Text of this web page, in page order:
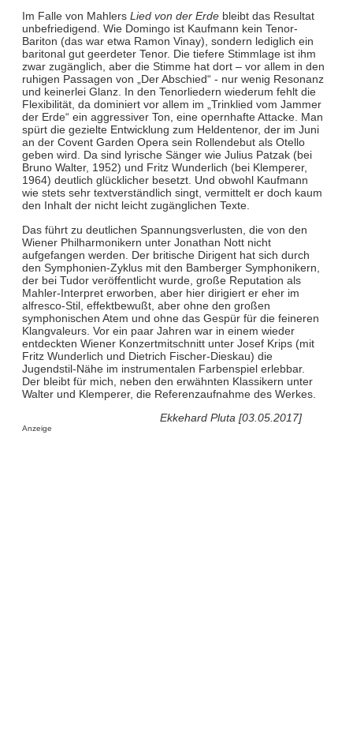
Im Falle von MahlersLied von der Erdebleibt das Resultat
unbefriedigend. Wie Domingo ist Kaufmann kein Tenor-
Bariton (das war etwa Ramon Vinay), sondern lediglich ein
baritonal gut geerdeter Tenor. Die tiefere Stimmlage ist ihm
zwar zugänglich, aber die Stimme hat dort – vor allem in den
ruhigen Passagen von „Der Abschied“ - nur wenig Resonanz
und keinerlei Glanz. In den Tenorliedern wiederum fehlt die
Flexibilität, da dominiert vor allem im „Trinklied vom Jammer
der Erde“ ein aggressiver Ton, eine opernhafte Attacke. Man
spürt die gezielte Entwicklung zum Heldentenor, der im Juni
an der Covent Garden Opera sein Rollendebut als Otello
geben wird. Da sind lyrische Sänger wie Julius Patzak (bei
Bruno Walter, 1952) und Fritz Wunderlich (bei Klemperer,
1964) deutlich glücklicher besetzt. Und obwohl Kaufmann
wie stets sehr textverständlich singt, vermittelt er doch kaum
den Inhalt der nicht leicht zugänglichen Texte.
Das führt zu deutlichen Spannungsverlusten, die von den
Wiener Philharmonikern unter Jonathan Nott nicht
aufgefangen werden. Der britische Dirigent hat sich durch
den Symphonien-Zyklus mit den Bamberger Symphonikern,
der bei Tudor veröffentlicht wurde, große Reputation als
Mahler-Interpret erworben, aber hier dirigiert er eher im
alfresco-Stil, effektbewußt, aber ohne den großen
symphonischen Atem und ohne das Gespür für die feineren
Klangvaleurs. Vor ein paar Jahren war in einem wieder
entdeckten Wiener Konzertmitschnitt unter Josef Krips (mit
Fritz Wunderlich und Dietrich Fischer-Dieskau) die
Jugendstil-Nähe im instrumentalen Farbenspiel erlebbar.
Der bleibt für mich, neben den erwähnten Klassikern unter
Walter und Klemperer, die Referenzaufnahme des Werkes.
Ekkehard Pluta [03.05.2017]
Anzeige